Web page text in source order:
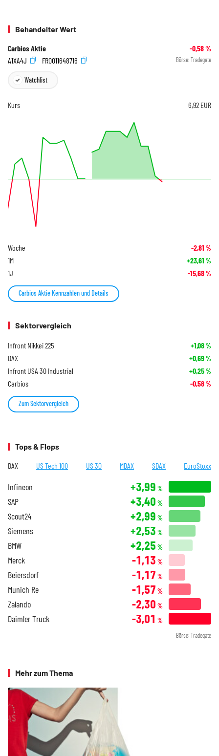
Behandelter Wert
Carbios Aktie -0,58%
A1XA4J
FR0011648716 Börse: Tradegate
Watchlist
Kurs 6,92 EUR
Woche -2,81 %
1M +23,61 %
1J -15,68%
Carbios Aktie Kennzahlen und Details
Sektorvergleich
Infront Nikkei 225 +1,08%
DAX +0,69%
Infront USA 30 Industrial +0,25%
Carbios -0,58%
Zum Sektorvergleich
Tops & Flops
DAX US Tech 100 US 30 MDAX SDAX EuroStoxx
Infineon +3,99 %
SAP +3,40 %
Scout24 +2,99 %
Siemens +2,53 %
BMW +2,25 %
Merck -1,13 %
Beiersdorf -1,17 %
Munich Re -1,57 %
Zalando -2,30 %
Daimler Truck -3,01 %
Börse: Tradegate
Mehr zum Thema